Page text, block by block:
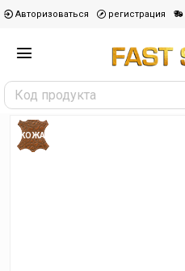
Авторизоваться регистрация
КОЖА